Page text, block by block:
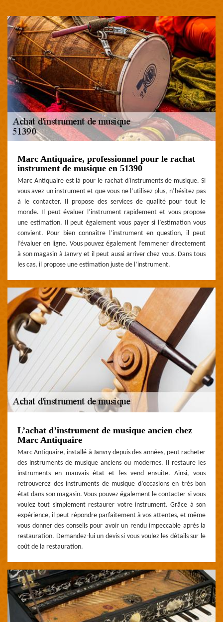
Marc Antiquaire, professionnel pour le rachat
instrument de musique en 51390
Marc Antiquaire est là pour le rachat d'instruments de musique. Si
vous avez un instrument et que vous ne l’utilisez plus, n’hésitez pas
à le contacter. Il propose des services de qualité pour tout le
monde. Il peut évaluer l’instrument rapidement et vous propose
une estimation. Il peut également vous payer si l’estimation vous
convient. Pour bien connaître l’instrument en question, il peut
l’évaluer en ligne. Vous pouvez également l’emmener directement
à son magasin à Janvry et il peut aussi arriver chez vous. Dans tous
les cas, il propose une estimation juste de l’instrument.
L’achat d’instrument de musique ancien chez
Marc Antiquaire
Marc Antiquaire, installé à Janvry depuis des années, peut racheter
des instruments de musique anciens ou modernes. Il restaure les
instruments en mauvais état et les vend ensuite. Ainsi, vous
retrouverez des instruments de musique d’occasions en très bon
état dans son magasin. Vous pouvez également le contacter si vous
voulez tout simplement restaurer votre instrument. Grâce à son
expérience, il peut répondre parfaitement à vos attentes, et même
vous donner des conseils pour avoir un rendu impeccable après la
restauration. Demandez-lui un devis si vous voulez les détails sur le
coût de la restauration.